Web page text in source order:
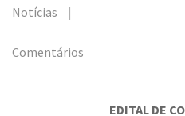
Notícias
Comentários
EDITAL DE